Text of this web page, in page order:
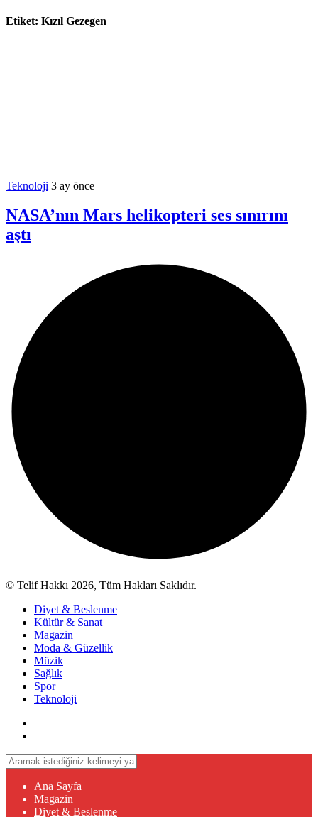
Etiket: Kızıl Gezegen
Teknoloji 3 ay önce
NASA’nın Mars helikopteri ses sınırını
aştı
© Telif Hakkı 2026, Tüm Hakları Saklıdır.
Diyet & Beslenme
Kültür & Sanat
Magazin
Moda & Güzellik
Müzik
Sağlık
Spor
Teknoloji
Ana Sayfa
Magazin
Diyet & Beslenme